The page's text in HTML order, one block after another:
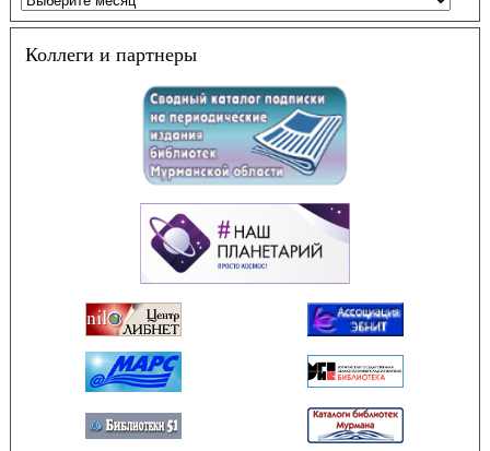
Коллеги и партнеры